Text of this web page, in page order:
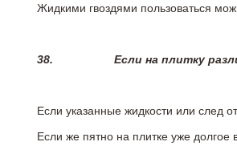
Жидкими гвоздями пользоваться
38. Если на плитку
Если указанные жидкости или след
Если же пятно на плитке уже